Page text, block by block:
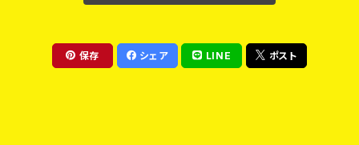
保存 シェア LINE ポスト